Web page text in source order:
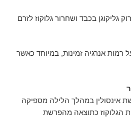
גליקוגן בכבד ושחרור גלוקוז לזרם
רמות אנרגיה זמינות, במיוחד כאשר
אינסולין במהלך הלילה מספיקה
הגלוקוז כתוצאה מהפרשת